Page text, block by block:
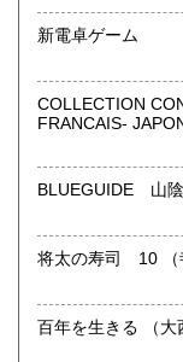
書籍の買取につい
取り扱い分野
総記、哲学宗教
カルチャー、古書
新電卓ゲーム
COLLECTION CONCISE SANSEIDO DICTIONNAIRE
FRANCAIS-
BLUEGUIDE 山
将
百年を生